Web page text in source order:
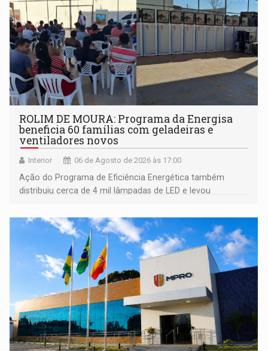
ROLIM DE MOURA: Programa da Energisa
beneficia 60 famílias com geladeiras e
ventiladores novos
Interior 06 de Agosto de 2026 às 17:00
Ação do Programa de Eficiência Energética também
distribuiu cerca de 4 mil lâmpadas de LED e levou
comunidade